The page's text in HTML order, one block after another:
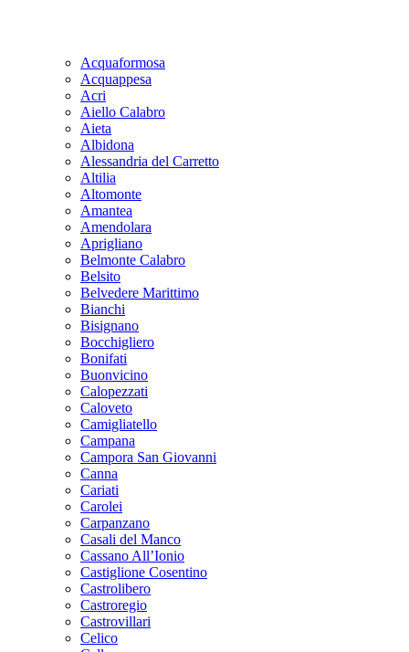
Acquaformosa
Acquappesa
Acri
Aiello Calabro
Aieta
Albidona
Alessandria del Carretto
Altilia
Altomonte
Amantea
Amendolara
Aprigliano
Belmonte Calabro
Belsito
Belvedere Marittimo
Bianchi
Bisignano
Bocchigliero
Bonifati
Buonvicino
Calopezzati
Caloveto
Camigliatello
Campana
Campora San Giovanni
Canna
Cariati
Carolei
Carpanzano
Casali del Manco
Cassano All’Ionio
Castiglione Cosentino
Castrolibero
Castroregio
Castrovillari
Celico